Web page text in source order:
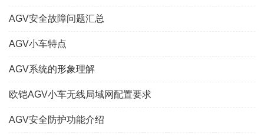
AGV安全故障问题汇总
AGV小车特点
AGV系统的形象理解
欧铠AGV小车无线局域网配置要求
AGV安全防护功能介绍